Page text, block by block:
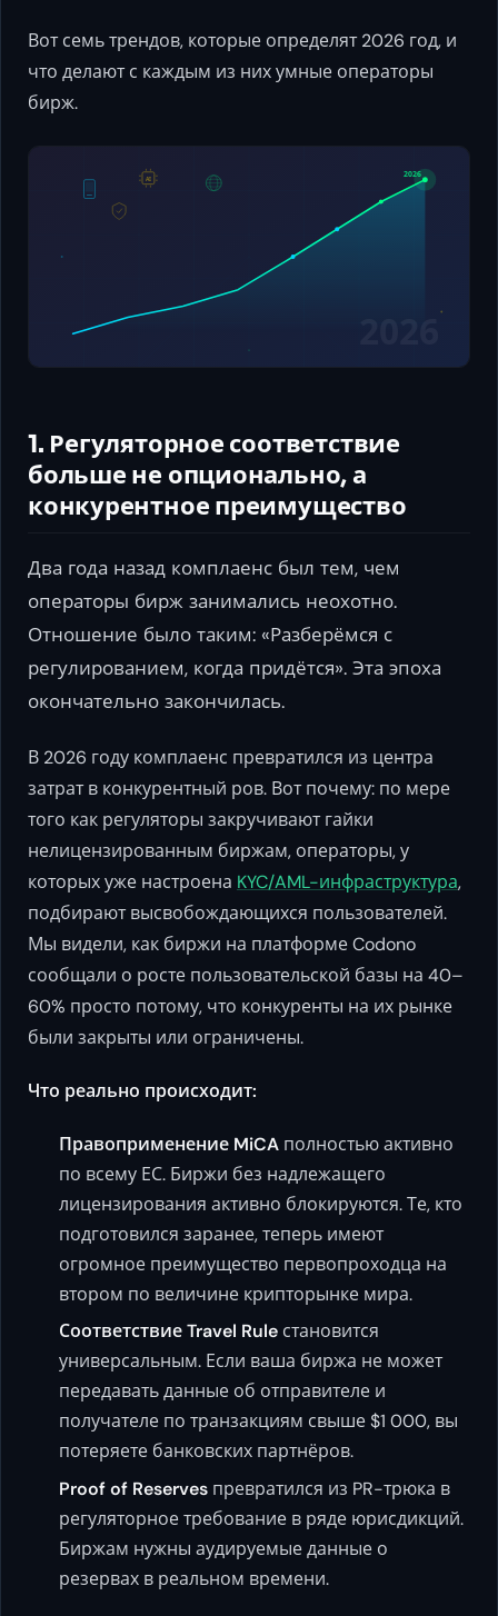
Вот семь трендов, которые определят 2026 год, и
что делают с каждым из них умные операторы
бирж.
1. Регуляторное соответствие
больше не опционально, а
конкурентное преимущество
Два года назад комплаенс был тем, чем
операторы бирж занимались неохотно.
Отношение было таким: «Разберёмся с
регулированием, когда придётся». Эта эпоха
окончательно закончилась.
В 2026 году комплаенс превратился из центра
затрат в конкурентный ров. Вот почему: по мере
того как регуляторы закручивают гайки
нелицензированным биржам, операторы, у
которых уже настроена KYC/AML-инфраструктура,
подбирают высвобождающихся пользователей.
Мы видели, как биржи на платформе Codono
сообщали о росте пользовательской базы на 40–
60% просто потому, что конкуренты на их рынке
были закрыты или ограничены.
Что реально происходит:
Правоприменение MiCA полностью активно
по всему ЕС. Биржи без надлежащего
лицензирования активно блокируются. Те, кто
подготовился заранее, теперь имеют
огромное преимущество первопроходца на
втором по величине крипторынке мира.
Соответствие Travel Rule становится
универсальным. Если ваша биржа не может
передавать данные об отправителе и
получателе по транзакциям свыше $1 000, вы
потеряете банковских партнёров.
Proof of Reserves превратился из PR-трюка в
регуляторное требование в ряде юрисдикций.
Биржам нужны аудируемые данные о
резервах в реальном времени.